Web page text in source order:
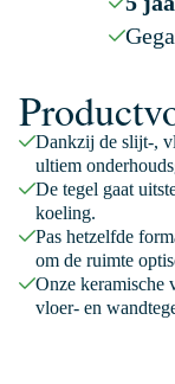
Dankzij de slijt-,
ultiem
De tegel gaat
koeling.
Pas hetzelfde
om de ruimte
Onze keramische
vloer- en